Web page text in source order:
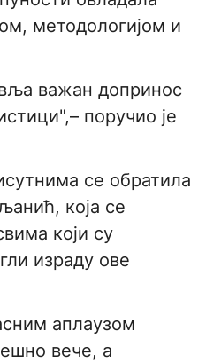
методологијом и
важан допринос
поручио је
се обратила
која се
који су
израду ове
аплаузом
вече, а